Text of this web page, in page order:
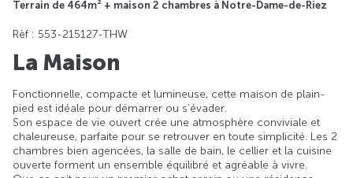
Terrain de 464m² + maison 2 chambres à Notre-Dame-de-Riez
Rèf : 553-215127-THW
La Maison
Fonctionnelle, compacte et lumineuse, cette maison de plain-
pied est idéale pour démarrer ou s’évader.
Son espace de vie ouvert crée une atmosphère conviviale et
chaleureuse, parfaite pour se retrouver en toute simplicité. Les 2
chambres bien agencées, la salle de bain, le cellier et la cuisine
ouverte forment un ensemble équilibré et agréable à vivre.